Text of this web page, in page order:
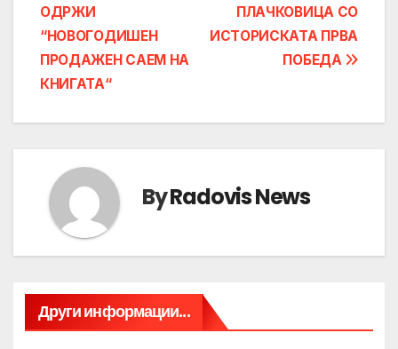
navigation
ПЛАЧКОВИЦА СО
ИСТОРИСКАТА ПРВА
ПОБЕДА
ОДРЖИ
“НОВОГОДИШЕН
ПРОДАЖЕН САЕМ НА
КНИГАТА“
ByRadovis News
Други информации...